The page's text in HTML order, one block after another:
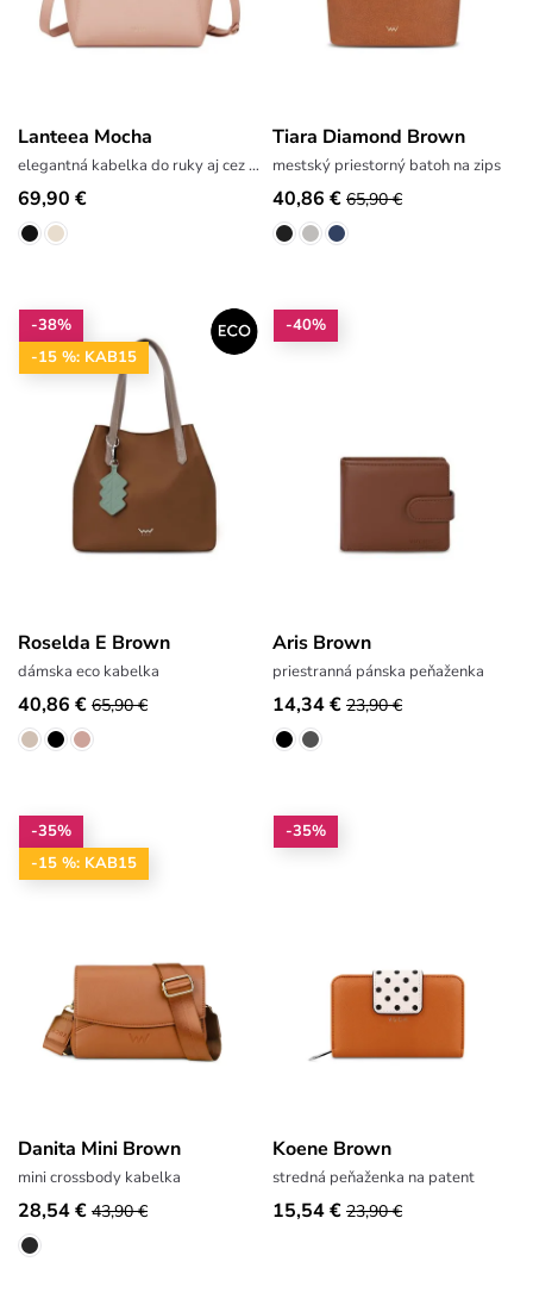
Lanteea Mocha
elegantná kabelka do ruky aj cez rameno
69,90 €
Tiara Diamond Brown
mestský priestorný batoh na zips
40,86 € 65,90 €
-38%
-15 %: KAB15
Roselda E Brown
dámska eco kabelka
40,86 € 65,90 €
-40%
Aris Brown
priestranná pánska peňaženka
14,34 € 23,90 €
-35%
-15 %: KAB15
Danita Mini Brown
mini crossbody kabelka
28,54 € 43,90 €
-35%
Koene Brown
stredná peňaženka na patent
15,54 € 23,90 €